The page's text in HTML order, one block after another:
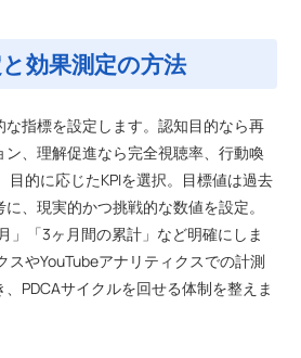
効果測定の方法
指標を設定します。認知目的なら再
、理解促進なら完全視聴率、行動喚
目的に応じたKPIを選択。目標値は過去
、現実的かつ挑戦的な数値を設定。
」「3ヶ月間の累計」など明確にしま
スやYouTubeアナリティクスでの計測
PDCAサイクルを回せる体制を整えま